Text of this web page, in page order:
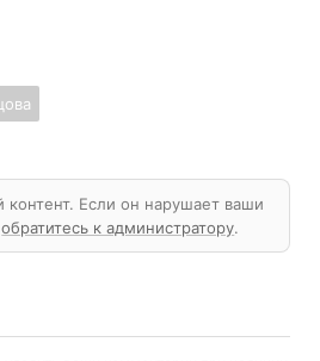
контент. Если он нарушает ваши
обратитесь к администратору.